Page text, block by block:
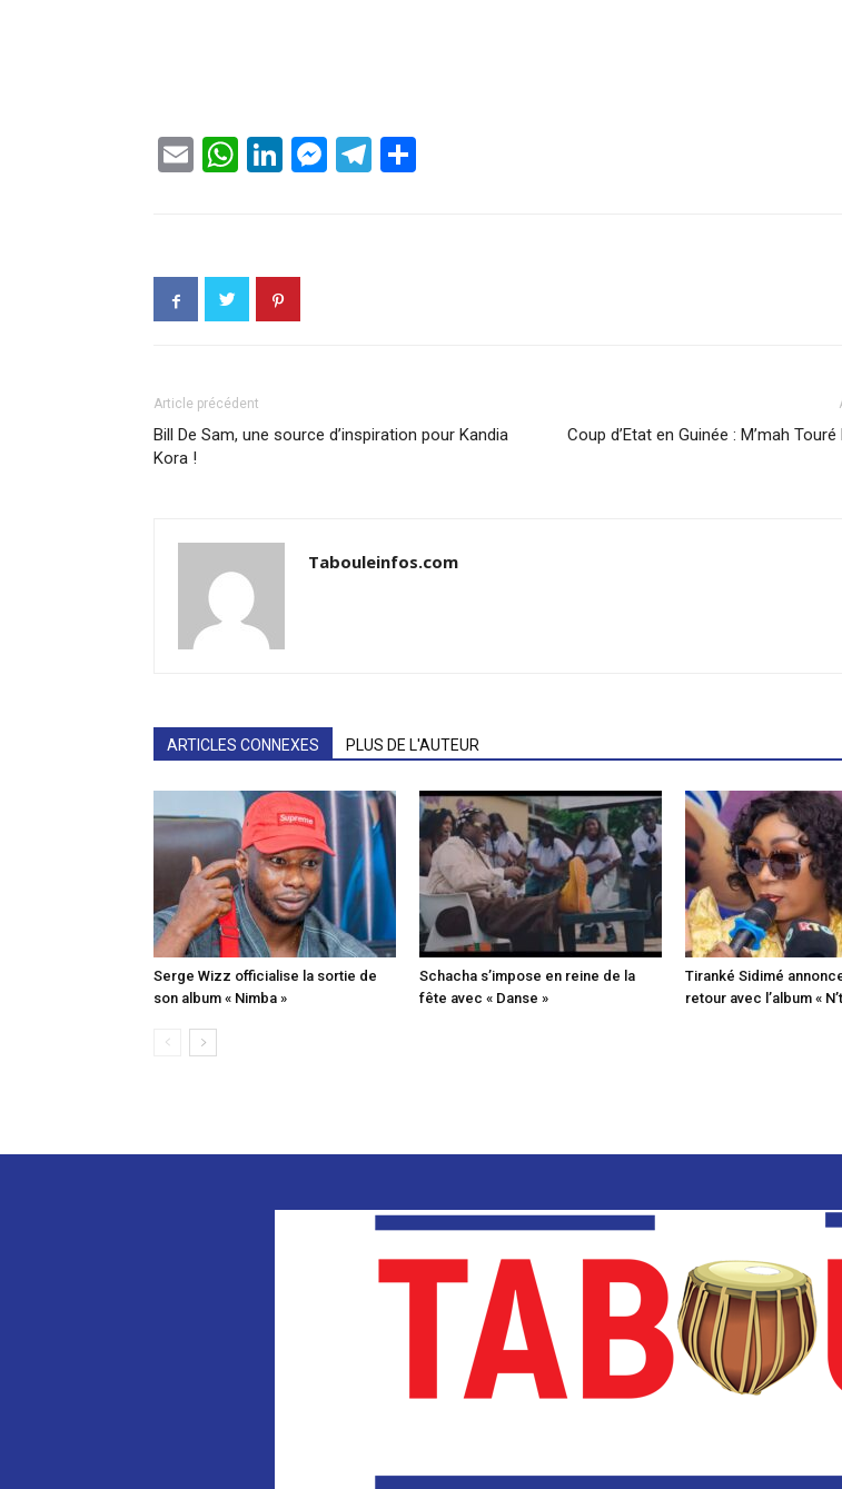
EmailWhatsApp
LinkedIn
Messenger
Telegram
Article précédent
Bill De Sam, une source d’inspiration pour Kandia
Kora !
Coup d’Etat en Guinée : M’mah Touré
Tabouleinfos.com
ARTICLES CONNEXES PLUS DE L'AUTEUR
Serge Wizz officialise la sortie de
son album « Nimba »
Schacha s’impose en reine de la
fête avec « Danse »
Tiranké Sidimé
retour avec l’album «